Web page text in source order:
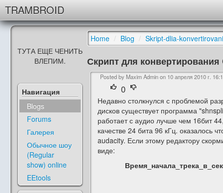
TRAMBROID
ТУТА ЕЩЕ ЧЕНИТЬ
ВЛЕПИМ.
Навигация
Blogs
Forums
Галерея
Обычное шоу
(Regular
show) online
EEtools
Home / Blog / Skript-dlia-
Скрипт для
Posted by Maxim Admin on 10 апреля 2010 г.
0
Недавно столкнулся с проблемой
дисков существует программа
работает с аудио лучше чем 16бит
качестве 24 бита 96 кГц. оказалось
audacity. Если этому редактору
виде: